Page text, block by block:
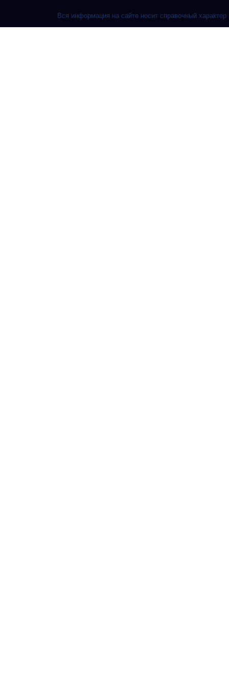
Вся информация на сайте носит справочный